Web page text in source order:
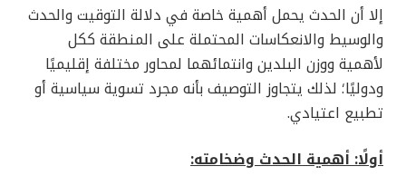
إلا أن الحدث يحمل أهمية خاصة في دلالة التوقيت والحدث
والوسيط والانعكاسات المحتملة على المنطقة ككل
لأهمية ووزن البلدين وانتمائهما لمحاور مختلفة إقليميًا
ودوليًا؛ لذلك يتجاوز التوصيف بأنه مجرد تسوية سياسية أو
تطبيع اعتيادي.
أولًا: أهمية الحدث وضخامته: